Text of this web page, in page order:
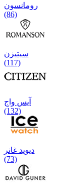
رومانسون
(86)
سیتیزن
(117)
آیس واج
(132)
دیوید غانر
(73)